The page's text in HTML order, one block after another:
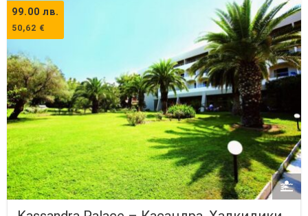
99.00 лв.
50,62 €